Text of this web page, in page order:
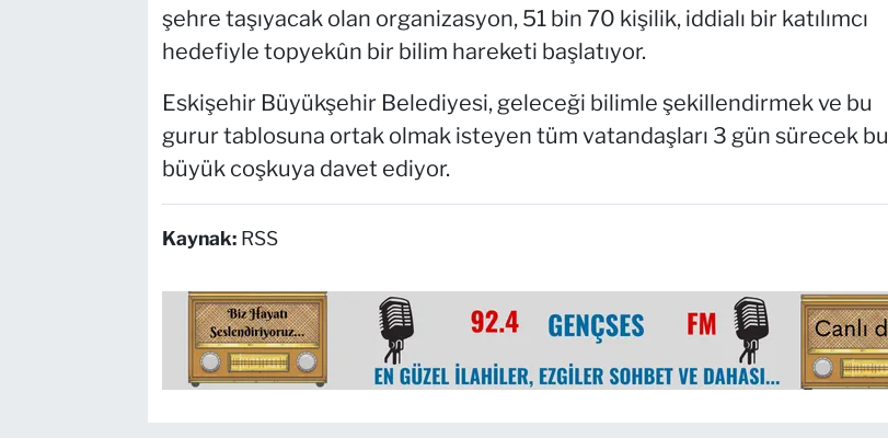
şehre taşıyacak olan organizasyon, 51 bin 70 kişilik, iddialı bir katılımcı
hedefiyle topyekûn bir bilim hareketi başlatıyor.
Eskişehir Büyükşehir Belediyesi, geleceği bilimle şekillendirmek ve bu
gurur tablosuna ortak olmak isteyen tüm vatandaşları 3 gün sürecek bu
büyük coşkuya davet ediyor.
Kaynak: RSS